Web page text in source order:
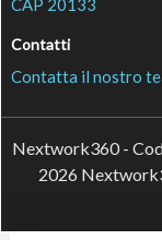
CAP 20133
Contatti
Contatta il nostro
Nextwork360 -
2026